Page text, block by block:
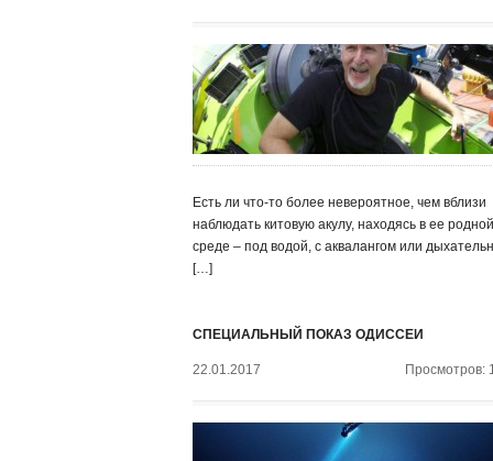
Есть ли что-то более невероятное, чем вблизи
наблюдать китовую акулу, находясь в ее родной
среде – под водой, с аквалангом или
[…]
СПЕЦИАЛЬНЫЙ ПОКАЗ ОДИССЕИ
22.01.2017 Просмотров: